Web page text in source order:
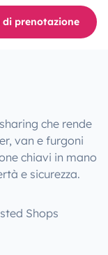
di prenotazione
che rende
van e furgoni
chiavi in mano
e sicurezza.
Shops